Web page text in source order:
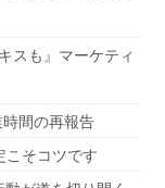
スも』マーケティ
間の再報告
こそコツです